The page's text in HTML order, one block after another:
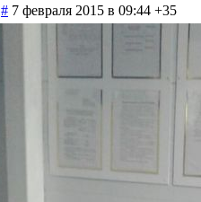
# 7 февраля 2015 в 09:44 +35